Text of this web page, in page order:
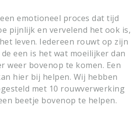
emotioneel proces dat tijd
pijnlijk en vervelend het ook is,
leven. Iedereen rouwt op zijn
een is het wat moeilijker dan
weer bovenop te komen. Een
hier bij helpen. Wij hebben
met 10 rouwverwerking
beetje bovenop te helpen.